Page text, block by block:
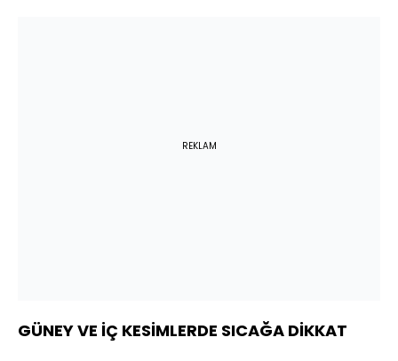
REKLAM
GÜNEY VE İÇ KESİMLERDE SICAĞA DİKKAT